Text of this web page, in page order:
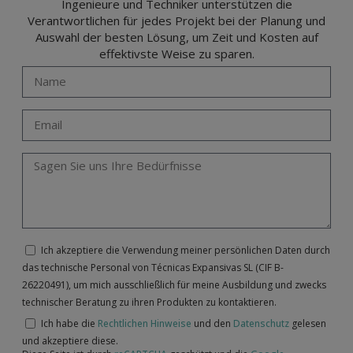
Ingenieure und Techniker unterstützen die
Verantwortlichen für jedes Projekt bei der Planung und
Auswahl der besten Lösung, um Zeit und Kosten auf
effektivste Weise zu sparen.
Ich akzeptiere die Verwendung meiner persönlichen Daten durch
das technische Personal von Técnicas Expansivas SL (CIF B-
26220491), um mich ausschließlich für meine Ausbildung und zwecks
technischer Beratung zu ihren Produkten zu kontaktieren.
Ich habe die Rechtlichen Hinweise und den Datenschutz gelesen
und akzeptiere diese.